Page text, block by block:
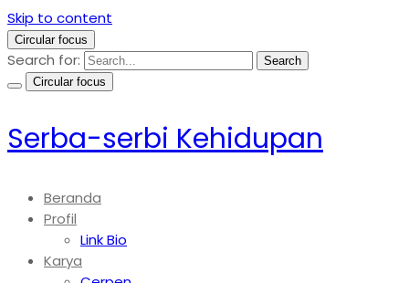
Skip to content
Circular focus
Search for:
Search
Circular focus
Serba-serbi Kehidupan
Beranda
Profil
Link Bio
Karya